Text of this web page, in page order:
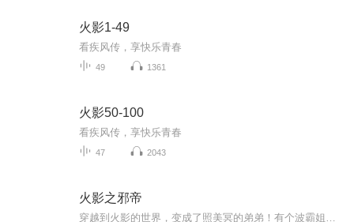
火影1-49
看疾风传，享快乐青春
49 1361
火影50-100
看疾风传，享快乐青春
47 2043
火影之邪帝